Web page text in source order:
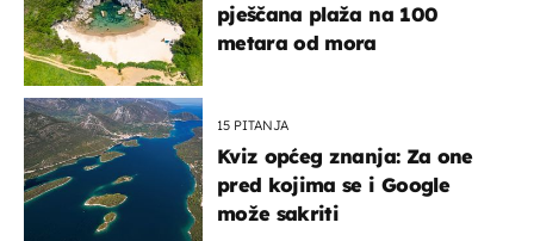
pješčana plaža na 100
metara od mora
15 PITANJA
Kviz općeg znanja: Za one
pred kojima se i Google
može sakriti